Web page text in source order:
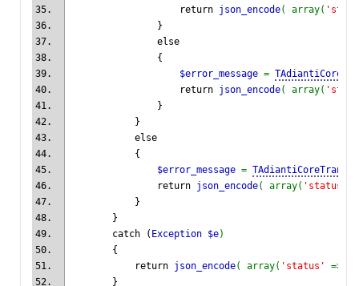
                    return
json_encode( array(
                }
                else
                {
$error_message =
                    return
json_encode( array(
                }
            }
            else
            {
$error_message =
                return
json_encode( array( 'status'
            }
        }
        catch (
Exception $e)
        {
            return
json_encode( array( 'status' =>
        }